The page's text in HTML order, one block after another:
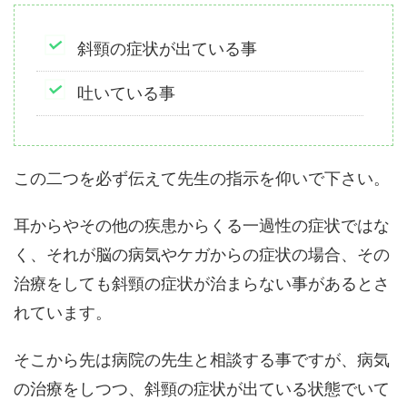
斜頸の症状が出ている事
吐いている事
この二つを必ず伝えて先生の指示を仰いで下さい。
耳からやその他の疾患からくる一過性の症状ではな
く、それが脳の病気やケガからの症状の場合、その
治療をしても斜頸の症状が治まらない事があるとさ
れています。
そこから先は病院の先生と相談する事ですが、病気
の治療をしつつ、斜頸の症状が出ている状態でいて